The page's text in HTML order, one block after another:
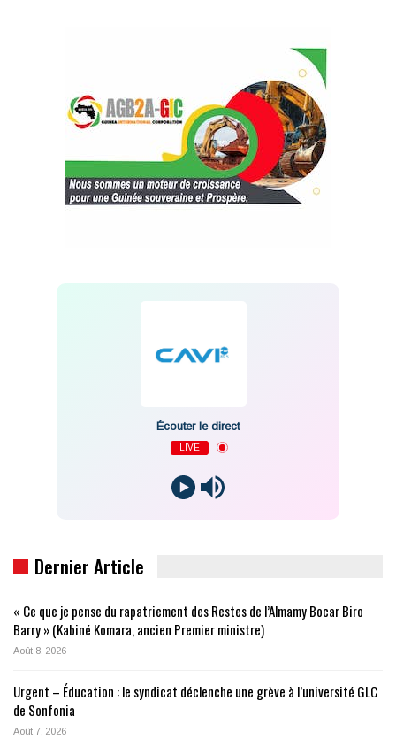
Écouter le direct
LIVE
Dernier Article
« Ce que je pense du rapatriement des Restes de l’Almamy Bocar Biro
Barry » (Kabiné Komara, ancien Premier ministre)
Août 8, 2026
Urgent – Éducation : le syndicat déclenche une grève à l’université GLC
de Sonfonia
Août 7, 2026